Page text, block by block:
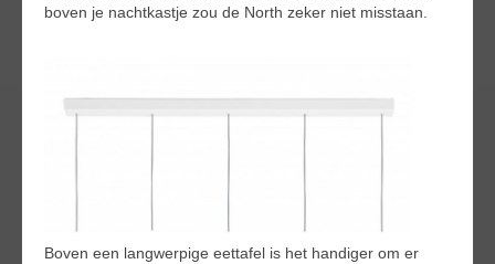
boven je nachtkastje zou de North zeker niet misstaan.
Boven een langwerpige eettafel is het handiger om er